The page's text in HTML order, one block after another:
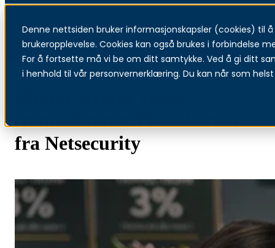
Denne nettsiden bruker informasjonskapsler (cookies) til
brukeropplevelse. Cookies kan også brukes i forbindelse
For å fortsette må vi be om ditt samtykke. Ved å gi ditt
i henhold til vår personvernerklæring. Du kan når som
Menu
fremtidsrettet IT-sikkerhet
fra Netsecurity